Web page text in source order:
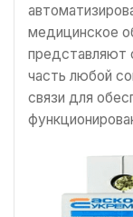
медицинское
представляют
часть любой
связи для